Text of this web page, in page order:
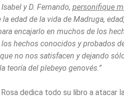
y D. Fernando, personifique
edad de la vida de Madruga,
encajarlo en muchos de los
hechos conocidos y probados
no nos satisfacen y dejando
teoría del plebeyo genovés.”
dedica todo su libro a atacar